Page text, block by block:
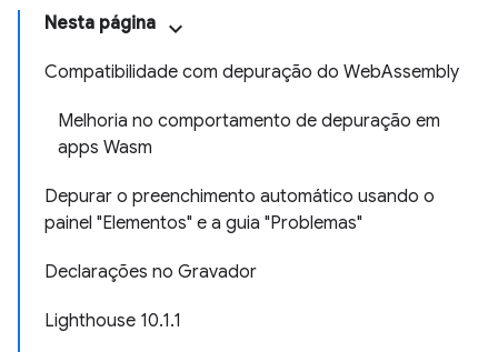
Nesta página
Compatibilidade com depuração do WebAssembly
Melhoria no comportamento de depuração em
apps Wasm
Depurar o preenchimento automático usando o
painel "Elementos" e a guia "Problemas"
Declarações no Gravador
Lighthouse 10.1.1